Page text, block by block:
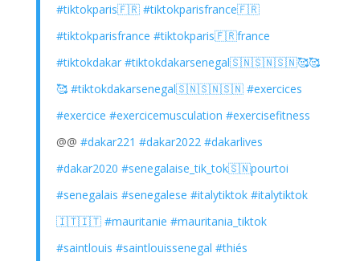
#tiktokparis🇫🇷 #tiktokparisfrance🇫🇷
#tiktokparisfrance #tiktokparis🇫🇷france
#tiktokdakar #tiktokdakarsenegal🇸🇳🇸🇳🇸🇳🥰🥰
🥰 #tiktokdakarsenegal🇸🇳🇸🇳🇸🇳 #exercices
#exercice #exercicemusculation #exercisefitness
@@ #dakar221 #dakar2022 #dakarlives
#dakar2020 #senegalaise_tik_tok🇸🇳pourtoi
#senegalais #senegalese #italytiktok #italytiktok
🇮🇹🇮🇹 #mauritanie #mauritania_tiktok
#saintlouis #saintlouissenegal #thiés